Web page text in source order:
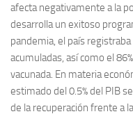
afecta negativamente a la
desarrolla un exitoso
pandemia, el país
acumuladas, así como el
vacunada. En materia
estimado del 0.5% del PIB
de la recuperación frente a